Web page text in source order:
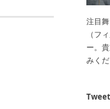
注目
（フ
ー。
みくだ